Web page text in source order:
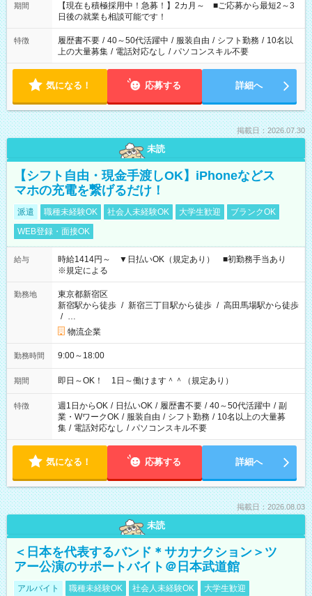
たくない」 など、ご希望を教えてくださいね。 ※Wワーク希望
の方へ 今ご覧のお仕事で希望する勤務時間と、もう1つのお仕事
の勤務時間。 合計で週40時間を超える場合は応募できません。
期間
【現在も積極採用中！急募！】2カ月～ ■ご応募から最短2～3
日後の就業も相談可能です！
特徴 履歴書不要 / 40～50代活躍中 / 服装自由 / シフト勤務 / 10名以
上の大量募集 / 電話対応なし / パソコンスキル不要
気になる！ 応募する 詳細へ
掲載日：2026.07.30
未読
【シフト自由・現金手渡しOK】iPhoneなどス
マホの充電を繋げるだけ！
派遣 職種未経験OK 社会人未経験OK 大学生歓迎
ブランクOK
WEB登録・面接OK
給与
時給1414円～ ▼日払いOK（規定あり） ■初勤務手当あり
※規定による
勤務地
東京都新宿区
新宿駅から徒歩 / 新宿三丁目駅から徒歩 / 高田馬場駅から徒歩
/ …
物流企業
勤務時間 9:00～18:00
期間 即日～OK！ 1日～働けます＾＾（規定あり）
特徴 週1日からOK / 日払いOK / 履歴書不要 / 40～50代活躍中 / 副
業・WワークOK / 服装自由 / シフト勤務 / 10名以上の大量募
集 / 電話対応なし / パソコンスキル不要
気になる！ 応募する 詳細へ
掲載日：2026.08.03
未読
＜日本を代表するバンド＊サカナクション＞ツ
アー公演のサポートバイト＠日本武道館
アルバイト 職種未経験OK 社会人未経験OK
大学生歓迎